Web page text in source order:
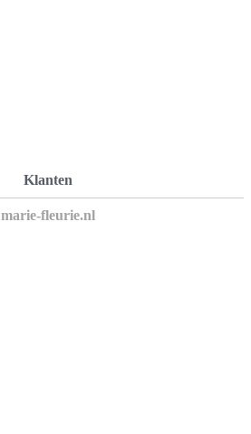
Klanten
marie-fleurie.nl